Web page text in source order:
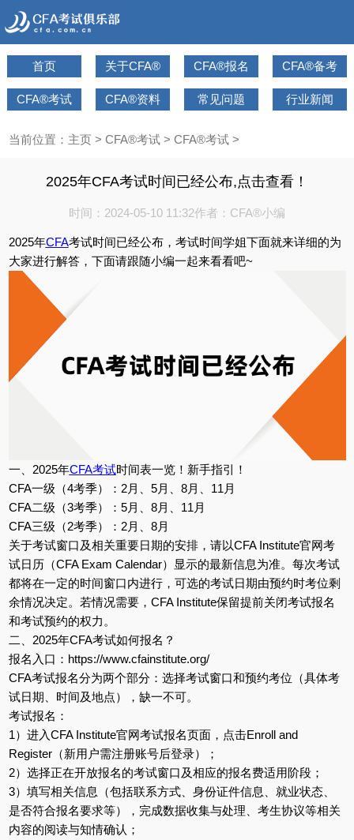
首页 关于CFA® CFA®报名 CFA®备考
CFA®考试 CFA®资料 常见问题 行业新闻
当前位置： 主页> CFA®考试> CFA®考试>
2025年CFA考试时间已经公布,点击查看！
时间：2024-05-10 11:32作者：CFA®小编
2025年CFA考试时间已经公布，考试时间学姐下面就来详细的为
大家进行解答，下面请跟随小编一起来看看吧~
一、2025年CFA考试时间表一览！新手指引！
CFA一级（4考季）：2月、5月、8月、11月
CFA二级（3考季）：5月、8月、11月
CFA三级（2考季）：2月、8月
关于考试窗口及相关重要日期的安排，请以CFA Institute官网考
试日历（CFA Exam Calendar）显示的最新信息为准。每次考试
都将在一定的时间窗口内进行，可选的考试日期由预约时考位剩
余情况决定。若情况需要，CFA Institute保留提前关闭考试报名
和考试预约的权力。
二、2025年CFA考试如何报名？
报名入口：https://www.cfainstitute.org/
CFA考试报名分为两个部分：选择考试窗口和预约考位（具体考
试日期、时间及地点），缺一不可。
考试报名：
1）进入CFA Institute官网考试报名页面，点击Enroll and
Register（新用户需注册账号后登录）；
2）选择正在开放报名的考试窗口及相应的报名费适用阶段；
3）填写相关信息（包括联系方式、身份证件信息、就业状态、
是否符合报名要求等），完成数据收集与处理、考生协议等相关
内容的阅读与知情确认；